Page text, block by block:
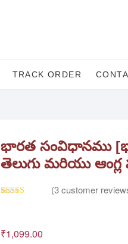
TRACK ORDER
భారత సంవిధానము
తెలుగు మరియు ఆంగ్ల
customer
ratings
(3customer
₹1,099.00